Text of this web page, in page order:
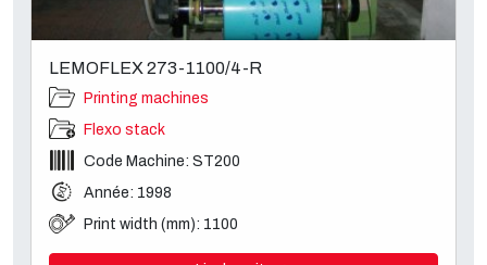
LEMOFLEX 273-1100/4-R
Printing machines
Flexo stack
Code Machine: ST200
Année: 1998
Print width (mm): 1100